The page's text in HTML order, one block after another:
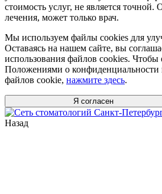
стоимость услуг, не является точной.
лечения, может только врач.
Мы используем файлы cookies для
Оставаясь на нашем сайте, вы
использования файлов cookies.
Положениями о конфиденциальности
файлов cookie, нажмите здесь.
Я согласен
Назад